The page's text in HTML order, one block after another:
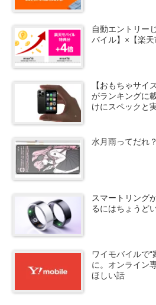
自動エントリー
バイル】×【楽天
【おもちゃサイ
がランキングに
けにスペックと
水月雨ってだれ
スマートリング
るにはちょうど
ワイモバイルで
に。オンライン
ほしい話